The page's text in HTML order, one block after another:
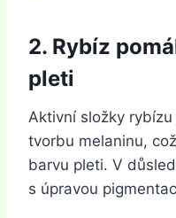
2. Rybíz
pleti
Aktivní složky
tvorbu melaninu,
barvu pleti. V
s úpravou